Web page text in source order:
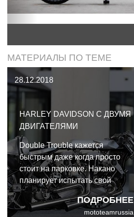
МАТЕРИАЛЫ ПО ТЕМЕ
28.12.2018
HARLEY DAVIDSON С ДВУМЯ
ДВИГАТЕЛЯМИ
ПОДРОБНЕЕ
Double Trouble кажется
быстрым даже когда просто
стоит на парковке. Накано
планирует испытать свой
новый мотоцикл в реальных
условиях в ближайшие
mototeamrussia